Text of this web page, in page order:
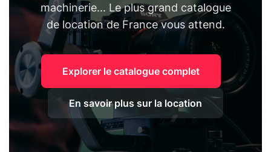
machinerie... Le plus grand catalogue
de location de France vous attend.
Explorer le catalogue complet
En savoir plus sur la location